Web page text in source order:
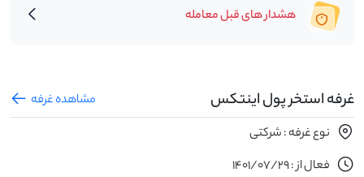
هشدار های قبل معامله
غرفه استخر پول اینتکس
مشاهده غرفه
نوع غرفه : شرکتی
فعال از : 1401/07/29